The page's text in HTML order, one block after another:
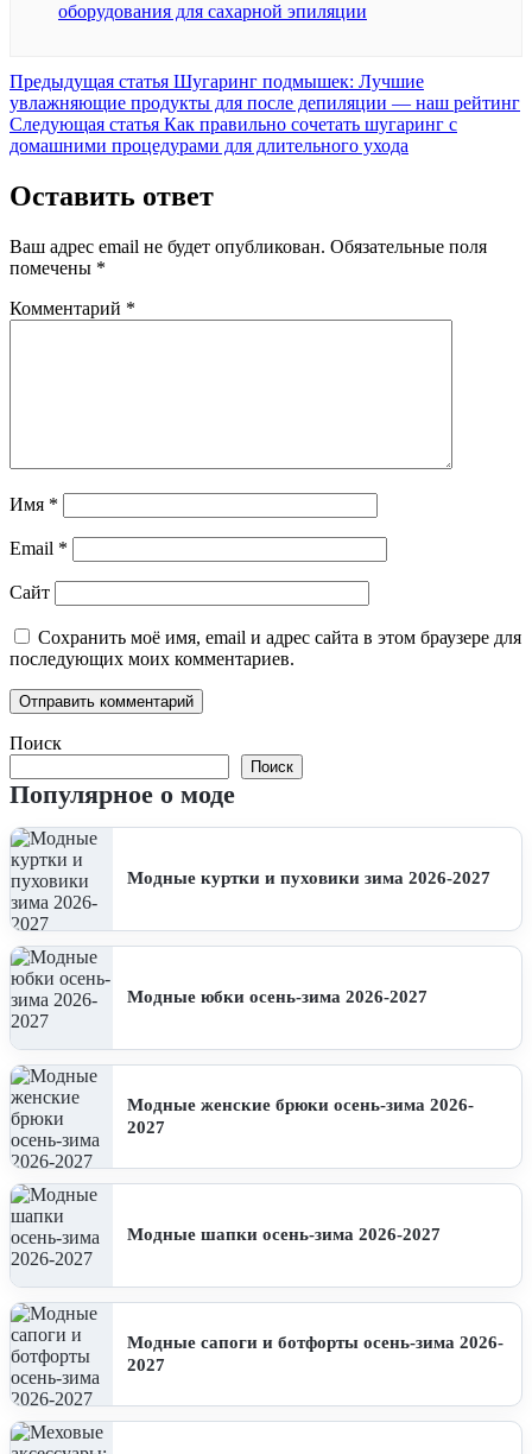
оборудования для сахарной эпиляции
Предыдущая статья Предыдущая
запись:
Шугаринг подмышек: Лучшие
увлажняющие продукты для после депиляции — наш рейтинг
Следующая статья Следующая
запись:
Как правильно сочетать шугаринг с
домашними процедурами для длительного ухода
Оставить ответ
Ваш адрес email не будет опубликован. Обязательные поля
помечены *
Комментарий *
Имя *
Email *
Сайт
Сохранить моё имя, email и адрес сайта в этом браузере для
последующих моих комментариев.
Поиск
Поиск
Популярное о моде
Модные куртки и пуховики зима 2026-2027
Модные юбки осень-зима 2026-2027
Модные женские брюки осень-зима 2026-
2027
Модные шапки осень-зима 2026-2027
Модные сапоги и ботфорты осень-зима 2026-
2027